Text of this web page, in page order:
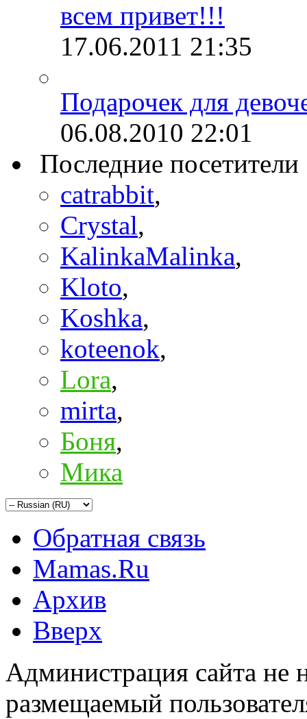
всем привет!!!
17.06.2011 21:35
Подарочек для
06.08.2010 22:01
Последние посетители
catrabbit,
Crystal,
KalinkaMalinka,
Kloto,
Koshka,
koteenok,
Lora,
mirta,
Боня,
Мика
Обратная связь
Mamas.Ru
Архив
Вверх
Администрация сайта не
размещаемый